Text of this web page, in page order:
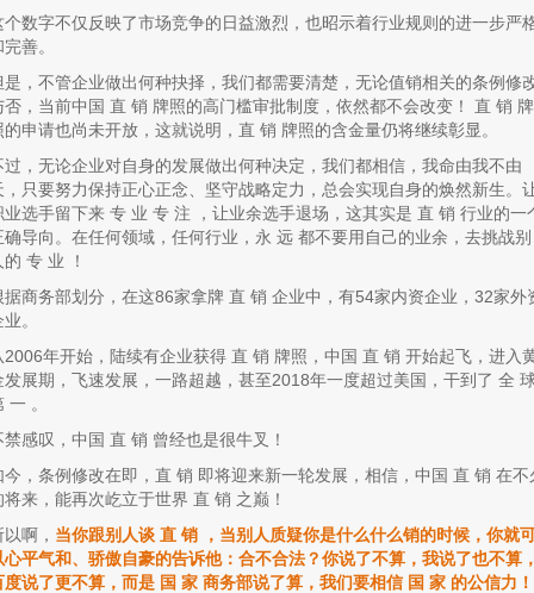
个数字不仅反映了市场竞争的日益激烈，也昭示着行业规则的进一步严
善。
是，不管企业做出何种抉择，我们都需要清楚，无论值销相关的条例修
否，当前中国 直 销 牌照的高门槛审批制度，依然都不会改变！ 直 销 牌
的申请也尚未开放，这就说明，直 销 牌照的含金量仍将继续彰显。
过，无论企业对自身的发展做出何种决定，我们都相信，我命由我不由
，只要努力保持正心正念、坚守战略定力，总会实现自身的焕然新生。
业选手留下来 专 业 专 注 ，让业余选手退场，这其实是 直 销 行业的一
确导向。在任何领域，任何行业，永 远 都不要用自己的业余，去挑战别
的 专 业 ！
据商务部划分，在这86家拿牌 直 销 企业中，有54家内资企业，32家外
。
2006年开始，陆续有企业获得 直 销 牌照，中国 直 销 开始起飞，进入
发展期，飞速发展，一路超越，甚至2018年一度超过美国，干到了 全
一 。
禁感叹，中国 直 销 曾经也是很牛叉！
今，条例修改在即，直 销 即将迎来新一轮发展，相信，中国 直 销 在不
将来，能再次屹立于世界 直 销 之巅！
啊， 当你跟别人谈 直 销 ，当别人质疑你是什么什么销的时候，你就
心平气和、骄傲自豪的告诉他：合不合法？你说了不算，我说了也不算
度说了更不算，而是 国 家 商务部说了算，我们要相信 国 家 的公信力！